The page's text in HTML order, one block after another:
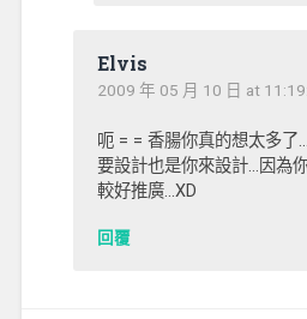
Elvis
2009 年 05 月 10 日 at
呃 = = 香腸你真的想太多了…
要設計也是你來設計…因為
較好推廣…XD
回覆